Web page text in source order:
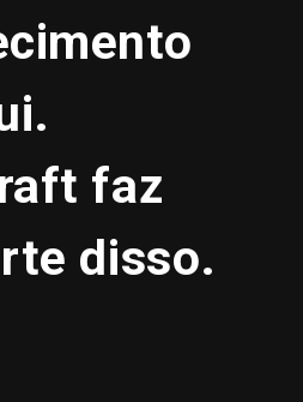
faz
disso.